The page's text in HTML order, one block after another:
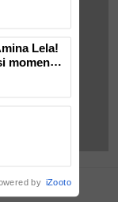
Lela!
momen
by iZooto